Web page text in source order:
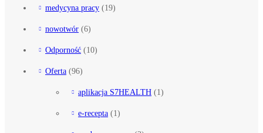
medycyna pracy (19)
nowotwór (6)
Odporność (10)
Oferta (96)
aplikacja S7HEALTH (1)
e-recepta (1)